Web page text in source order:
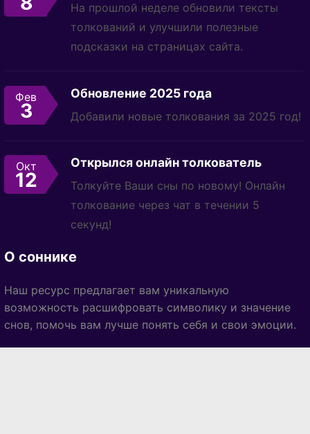
На прошлой неделе обновили тексты
толкований и улучшили полезные
подсказки на страницах сайта.
Фев
3
Обновление 2025 года
Добавили новые толкования за 2025 год!
Окт
12
Открылся онлайн толкователь
Толкуйте Ваши сны по новому! Онлайн
толкование через чат в течении 5
секунд!
О соннике
Наш ресурс предлагает вам уникальную
возможность расшифровать символику и значение
снов, помочь вам лучше понять себя и свои эмоции.